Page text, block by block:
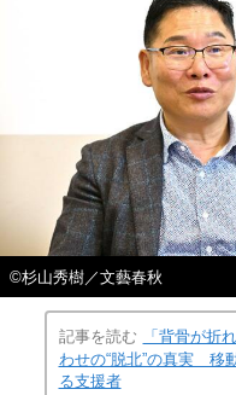
©️杉山秀樹／文藝春秋
記事を読む
「背骨が折
わせの“脱北”の真実 移
る支援者